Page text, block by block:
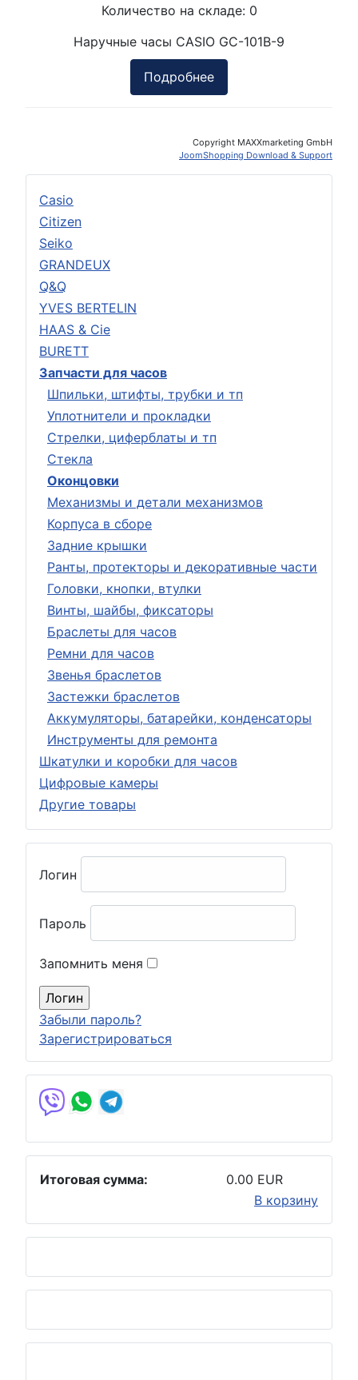
Casio
Citizen
Seiko
GRANDEUX
Q&Q
YVES BERTELIN
HAAS & Cie
BURETT
Запчасти для часов
Шпильки, штифты, трубки и тп
Уплотнители и прокладки
Стрелки, циферблаты и тп
Стекла
Оконцовки
Механизмы и детали механизмов
Корпуса в сборе
Задние крышки
Ранты, протекторы и декоративные части
Головки, кнопки, втулки
Винты, шайбы, фиксаторы
Браслеты для часов
Ремни для часов
Звенья браслетов
Застежки браслетов
Аккумуляторы, батарейки, конденсаторы
Инструменты для ремонта
Шкатулки и коробки для часов
Цифровые камеры
Другие товары
Логин
Пароль
Запомнить меня
Забыли пароль?
Зарегистрироваться
Итоговая сумма:
0.00 EUR
В корзину
Количество на складе: 0
Наручные часы CASIO GC-101B-9
Подробнее
Copyright MAXXmarketing GmbH
JoomShopping Download & Support